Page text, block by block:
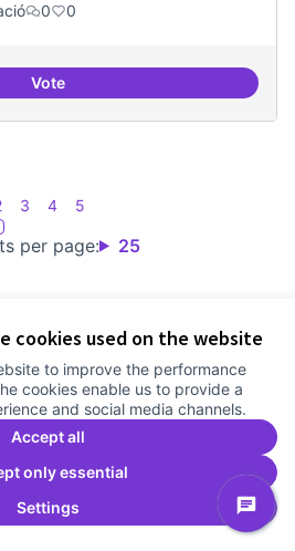
cookies used on the website
to improve the performance
cookies enable us to provide a
and social media channels.
Accept all
only essential
Settings
0 0
VoteIncubadora d'ILPs
per page: 25
3 4 5
Choose language